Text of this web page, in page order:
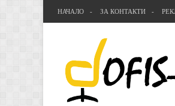
НАЧАЛО ЗА КОНТАКТИ